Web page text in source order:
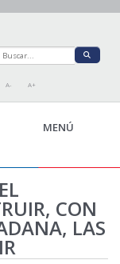
A- A+
MENÚ
CON
LAS